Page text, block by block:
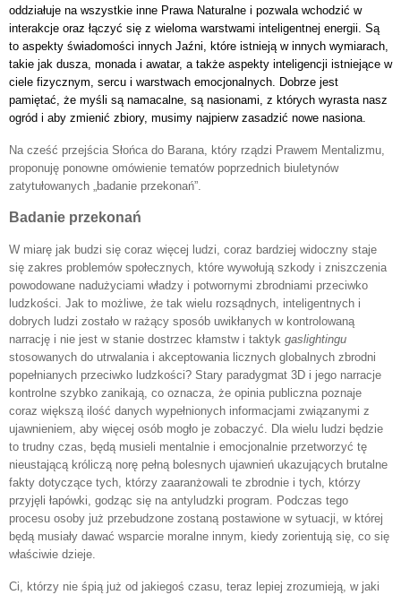
oddziałuje na wszystkie inne Prawa Naturalne i pozwala wchodzić w
interakcje oraz łączyć się z wieloma warstwami inteligentnej energii. Są
to aspekty świadomości innych Jaźni, które istnieją w innych wymiarach,
takie jak dusza, monada i awatar, a także aspekty inteligencji istniejące w
ciele fizycznym, sercu i warstwach emocjonalnych. Dobrze jest
pamiętać, że myśli są namacalne, są nasionami, z których wyrasta nasz
ogród i aby zmienić zbiory, musimy najpierw zasadzić nowe nasiona.
Na cześć przejścia Słońca do Barana, który rządzi Prawem Mentalizmu,
proponuję ponowne omówienie tematów poprzednich biuletynów
zatytułowanych „badanie przekonań”.
Badanie przekonań
W miarę jak budzi się coraz więcej ludzi, coraz bardziej widoczny staje
się zakres problemów społecznych, które wywołują szkody i zniszczenia
powodowane nadużyciami władzy i potwornymi zbrodniami przeciwko
ludzkości. Jak to możliwe, że tak wielu rozsądnych, inteligentnych i
dobrych ludzi zostało w rażący sposób uwikłanych w kontrolowaną
narrację i nie jest w stanie dostrzec kłamstw i taktyk gaslightingu
stosowanych do utrwalania i akceptowania licznych globalnych zbrodni
popełnianych przeciwko ludzkości? Stary paradygmat 3D i jego narracje
kontrolne szybko zanikają, co oznacza, że opinia publiczna poznaje
coraz większą ilość danych wypełnionych informacjami związanymi z
ujawnieniem, aby więcej osób mogło je zobaczyć. Dla wielu ludzi będzie
to trudny czas, będą musieli mentalnie i emocjonalnie przetworzyć tę
nieustającą króliczą norę pełną bolesnych ujawnień ukazujących brutalne
fakty dotyczące tych, którzy zaaranżowali te zbrodnie i tych, którzy
przyjęli łapówki, godząc się na antyludzki program. Podczas tego
procesu osoby już przebudzone zostaną postawione w sytuacji, w której
będą musiały dawać wsparcie moralne innym, kiedy zorientują się, co się
właściwie dzieje.
Ci, którzy nie śpią już od jakiegoś czasu, teraz lepiej zrozumieją, w jaki